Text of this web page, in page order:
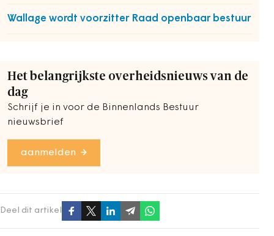
Wallage wordt voorzitter Raad openbaar bestuur
Het belangrijkste overheidsnieuws van de
dag
Schrijf je in voor de Binnenlands Bestuur
nieuwsbrief
aanmelden
Deel dit artikel